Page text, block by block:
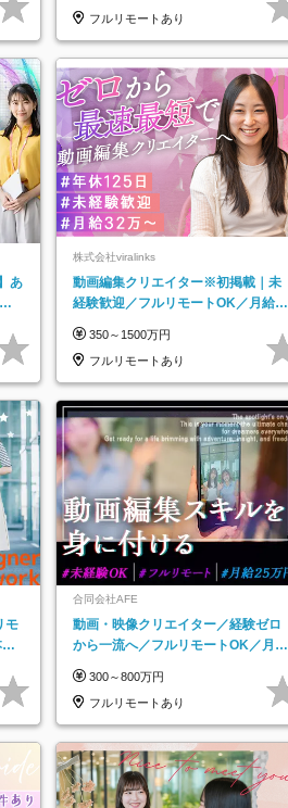
フルリモートあり
あ
株式会社viralinks
動画編集クリエイター※初掲載｜未
経験歓迎／フルリモートOK／月給32
350～1500万円
フルリモートあり
モ
合同会社AFE
動画・映像クリエイター／経験ゼロ
から一流へ／フルリモートOK／月給
300～800万円
フルリモートあり